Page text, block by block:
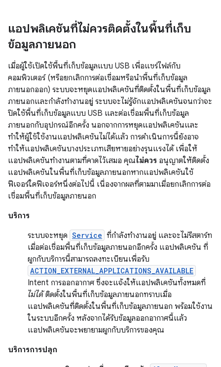
แอปพลิเคชันที่ไม่ควรติดตั้งในพื้นที่เก็บ
ข้อมูลภายนอก
เมื่อผู้ใช้เปิดใช้พื้นที่เก็บข้อมูลแบบ USB เพื่อแชร์ไฟล์กับ
คอมพิวเตอร์ (หรือยกเลิกการต่อเชื่อมหรือนำพื้นที่เก็บข้อมูล
ภายนอกออก) ระบบจะหยุดแอปพลิเคชันที่ติดตั้งในพื้นที่เก็บข้อมูล
ภายนอกและกำลังทำงานอยู่ ระบบจะไม่รู้จักแอปพลิเคชันจนกว่าจะ
ปิดใช้พื้นที่เก็บข้อมูลแบบ USB และต่อเชื่อมพื้นที่เก็บข้อมูล
ภายนอกกับอุปกรณ์อีกครั้ง นอกจากการหยุดแอปพลิเคชันและ
ทำให้ผู้ใช้ใช้งานแอปพลิเคชันไม่ได้แล้ว การดำเนินการนี้ยังอาจ
ทำให้แอปพลิเคชันบางประเภทเสียหายอย่างรุนแรงได้ เพื่อให้
แอปพลิเคชันทำงานตามที่คาดไว้เสมอ คุณไม่ควร อนุญาตให้ติดตั้ง
แอปพลิเคชันในพื้นที่เก็บข้อมูลภายนอกหากแอปพลิเคชันใช้
ฟีเจอร์ใดฟีเจอร์หนึ่งต่อไปนี้ เนื่องจากผลที่ตามมาเมื่อยกเลิกการต่อ
เชื่อมพื้นที่เก็บข้อมูลภายนอก
บริการ
ระบบจะหยุด Service ที่กำลังทำงานอยู่ และจะไม่รีสตาร์ท
เมื่อต่อเชื่อมพื้นที่เก็บข้อมูลภายนอกอีกครั้ง แอปพลิเคชัน ที่
ผูกกับบริการนี้สามารถลงทะเบียนเพื่อรับ
ACTION_EXTERNAL_APPLICATIONS_AVAILABLE
Intent การออกอากาศ ซึ่งจะแจ้งให้แอปพลิเคชันทั้งหมดที่
ไม่ได้ติดตั้งในพื้นที่เก็บข้อมูลภายนอกทราบเมื่อ
แอปพลิเคชันที่ติดตั้งในพื้นที่เก็บข้อมูลภายนอก พร้อมใช้งาน
ในระบบอีกครั้ง หลังจากได้รับข้อมูลออกอากาศนี้แล้ว
แอปพลิเคชันจะพยายามผูกกับบริการของคุณ
บริการการปลุก